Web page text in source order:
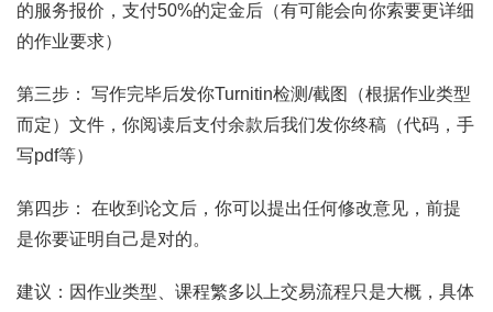
的服务报价，支付50%的定金后（有可能会向你索要更详细
的作业要求）
第三步： 写作完毕后发你Turnitin检测/截图（根据作业类型
而定）文件，你阅读后支付余款后我们发你终稿（代码，手
写pdf等）
第四步： 在收到论文后，你可以提出任何修改意见，前提
是你要证明自己是对的。
建议：因作业类型、课程繁多以上交易流程只是大概，具体